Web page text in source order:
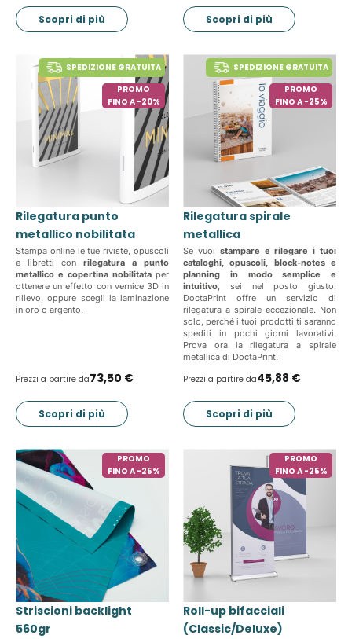
Scopri di più Scopri di più
SPEDIZIONE GRATUITA
PROMO
FINO A -20%
Rilegatura punto
metallico nobilitata
Stampa online le tue riviste, opuscoli
e libretti con rilegatura a punto
metallico e copertina nobilitata per
ottenere un effetto con vernice 3D in
rilievo, oppure scegli la laminazione
in oro o argento.
Prezzi a partire da73,50 €
Scopri di più
SPEDIZIONE GRATUITA
PROMO
FINO A -25%
Rilegatura spirale
metallica
Se vuoi stampare e rilegare i tuoi
cataloghi, opuscoli, block-notes e
planning in modo semplice e
intuitivo, sei nel posto giusto.
DoctaPrint offre un servizio di
rilegatura a spirale eccezionale. Non
solo, perché i tuoi prodotti ti saranno
spediti in pochi giorni lavorativi.
Prova ora la rilegatura a spirale
metallica di DoctaPrint!
Prezzi a partire da45,88 €
Scopri di più
PROMO
FINO A -25%
Striscioni backlight
560gr
PROMO
FINO A -25%
Roll-up bifacciali
(Classic/Deluxe)